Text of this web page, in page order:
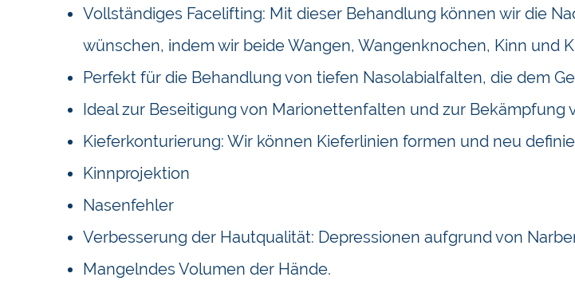
Vollständiges Facelifting: Mit dieser Behandlung können wir die
wünschen, indem wir beide Wangen, Wangenknochen, Kinn
Perfekt für die Behandlung von tiefen Nasolabialfalten, die dem
Ideal zur Beseitigung von Marionettenfalten und zur Bekämpfung
Kieferkonturierung: Wir können Kieferlinien formen und neu
Kinnprojektion
Nasenfehler
Verbesserung der Hautqualität: Depressionen aufgrund von
Mangelndes Volumen der Hände.